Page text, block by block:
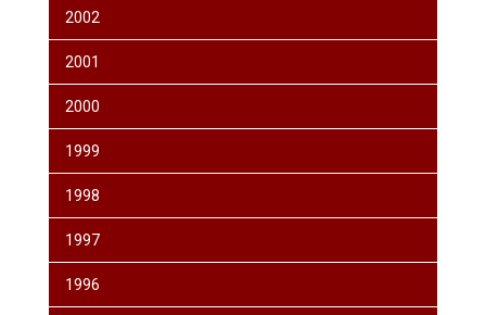
2002
2001
2000
1999
1998
1997
1996